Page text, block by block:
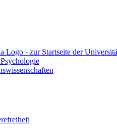
Logo - zur Startseite der